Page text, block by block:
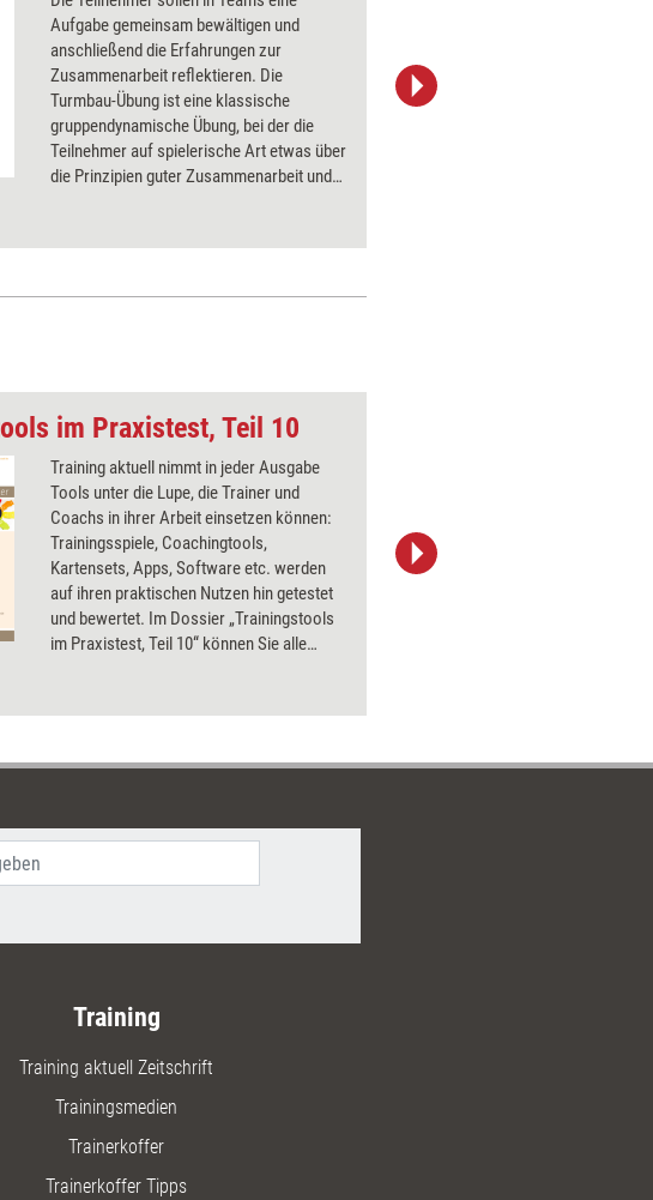
Aufgabe gemeinsam bewältigen und
anschließend die Erfahrungen zur
Zusammenarbeit reflektieren. Die
Turmbau-Übung ist eine klassische
gruppendynamische Übung, bei der die
Teilnehmer auf spielerische Art etwas über
die Prinzipien guter Zusammenarbeit und
im Praxistest, Teil 10
Training aktuell nimmt in jeder Ausgabe
Tools unter die Lupe, die Trainer und
Coachs in ihrer Arbeit einsetzen können:
Trainingsspiele, Coachingtools,
Kartensets, Apps, Software etc. werden
auf ihren praktischen Nutzen hin getestet
und bewertet. Im Dossier „Trainingstools
im Praxistest, Teil 10“ können Sie alle
Training
Training aktuell Zeitschrift
Trainingsmedien
Trainerkoffer
Trainerkoffer Tipps